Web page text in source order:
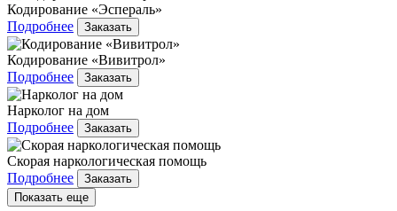
Кодирование «Эспераль»
Подробнее
Заказать
Кодирование «Вивитрол»
Подробнее
Заказать
Нарколог на дом
Подробнее
Заказать
Скорая наркологическая помощь
Подробнее
Заказать
Показать еще